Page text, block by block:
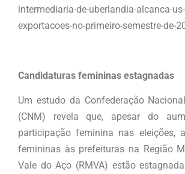
intermediaria-de-uberlandia-alcanca-
exportacoes-no-primeiro-semestre-de-
Candidaturas femininas estagnadas
Um estudo da Confederação
(CNM) revela que, apesar do
participação feminina nas eleições,
femininas às prefeituras na Região
Vale do Aço (RMVA) estão